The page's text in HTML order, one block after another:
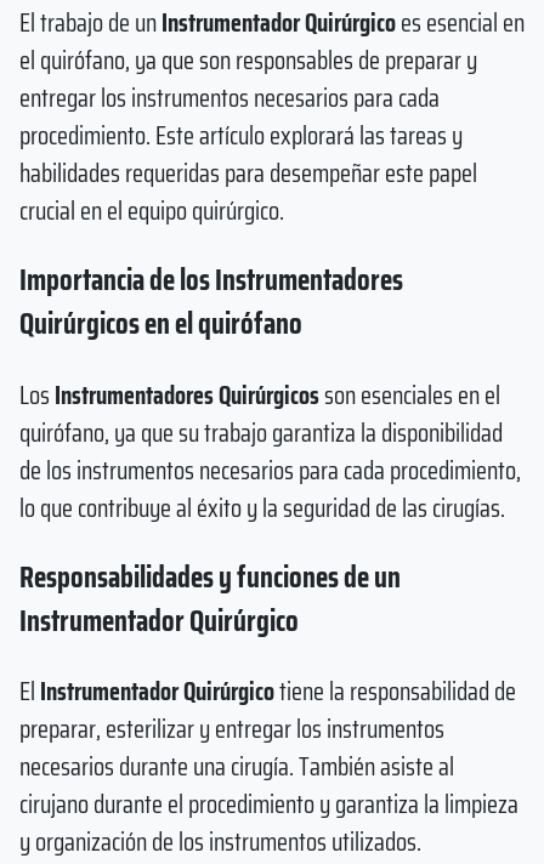
El trabajo de unInstrumentador Quirúrgicoes esencial en
el quirófano, ya que son responsables de preparar y
entregar los instrumentos necesarios para cada
procedimiento. Este artículo explorará las tareas y
habilidades requeridas para desempeñar este papel
crucial en el equipo quirúrgico.
Importancia de los Instrumentadores
Quirúrgicos en el quirófano
LosInstrumentadores Quirúrgicosson esenciales en el
quirófano, ya que su trabajo garantiza la disponibilidad
de los instrumentos necesarios para cada procedimiento,
lo que contribuye al éxito y la seguridad de las cirugías.
Responsabilidades y funciones de un
Instrumentador Quirúrgico
ElInstrumentador Quirúrgicotiene la responsabilidad de
preparar, esterilizar y entregar los instrumentos
necesarios durante una cirugía. También asiste al
cirujano durante el procedimiento y garantiza la limpieza
y organización de los instrumentos utilizados.